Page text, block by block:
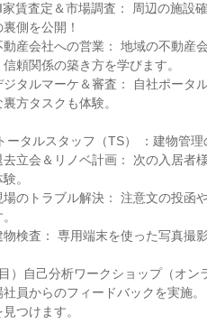
家賃査定＆市場調査： 周辺の施設
裏側を公開！
動産会社への営業： 地域の不動産
信頼関係の築き方を学びます。
ジタルマーケ＆審査： 自社ポータ
裏方タスクも体験。
ータルスタッフ（TS） ：建物管理
去立会＆リノベ計画： 次の入居者
。
場のトラブル解決： 注意文の投函
物検査： 専用端末を使った写真撮
）自己分析ワークショップ（オン
社員からのフィードバックを実施
つけます。